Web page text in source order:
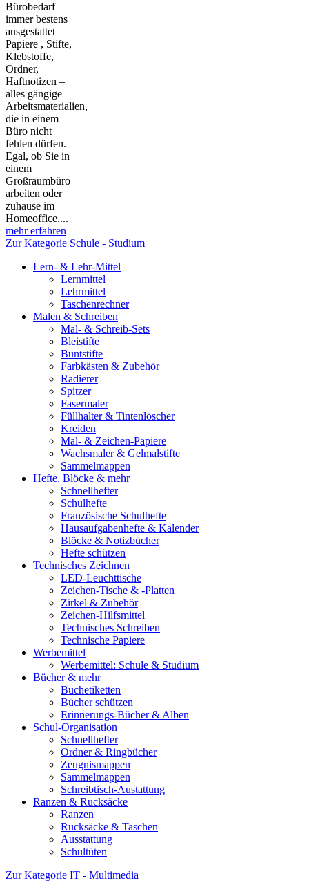
Bürobedarf –
immer bestens
ausgestattet
Papiere , Stifte,
Klebstoffe,
Ordner,
Haftnotizen –
alles gängige
Arbeitsmaterialien,
die in einem
Büro nicht
fehlen dürfen.
Egal, ob Sie in
einem
Großraumbüro
arbeiten oder
zuhause im
Homeoffice....
mehr erfahren
Zur Kategorie Schule - Studium
Lern- & Lehr-Mittel
Lernmittel
Lehrmittel
Taschenrechner
Malen & Schreiben
Mal- & Schreib-Sets
Bleistifte
Buntstifte
Farbkästen & Zubehör
Radierer
Spitzer
Fasermaler
Füllhalter & Tintenlöscher
Kreiden
Mal- & Zeichen-Papiere
Wachsmaler & Gelmalstifte
Sammelmappen
Hefte, Blöcke & mehr
Schnellhefter
Schulhefte
Französische Schulhefte
Hausaufgabenhefte & Kalender
Blöcke & Notizbücher
Hefte schützen
Technisches Zeichnen
LED-Leuchttische
Zeichen-Tische & -Platten
Zirkel & Zubehör
Zeichen-Hilfsmittel
Technisches Schreiben
Technische Papiere
Werbemittel
Werbemittel: Schule & Studium
Bücher & mehr
Buchetiketten
Bücher schützen
Erinnerungs-Bücher & Alben
Schul-Organisation
Schnellhefter
Ordner & Ringbücher
Zeugnismappen
Sammelmappen
Schreibtisch-Austattung
Ranzen & Rucksäcke
Ranzen
Rucksäcke & Taschen
Ausstattung
Schultüten
Zur Kategorie IT - Multimedia